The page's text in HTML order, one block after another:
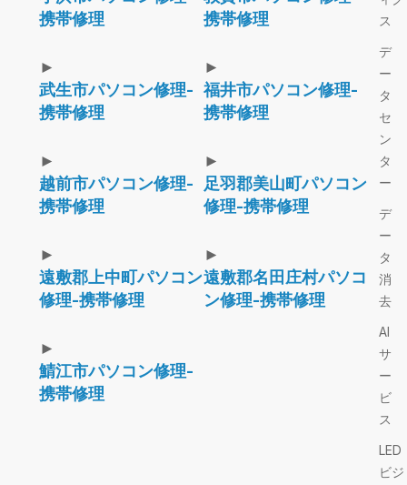
携帯修理
携帯修理
►
武生市パソコン修理-
携帯修理
►
福井市パソコン修理-
携帯修理
►
越前市パソコン修理-
携帯修理
►
足羽郡美山町パソコン
修理-携帯修理
►
遠敷郡上中町パソコン
修理-携帯修理
►
遠敷郡名田庄村パソコ
ン修理-携帯修理
►
鯖江市パソコン修理-
携帯修理
ス
デ
ー
タ
セ
ン
タ
ー
デ
ー
タ
消
去
AI
サ
ー
ビ
ス
LED
ビジ